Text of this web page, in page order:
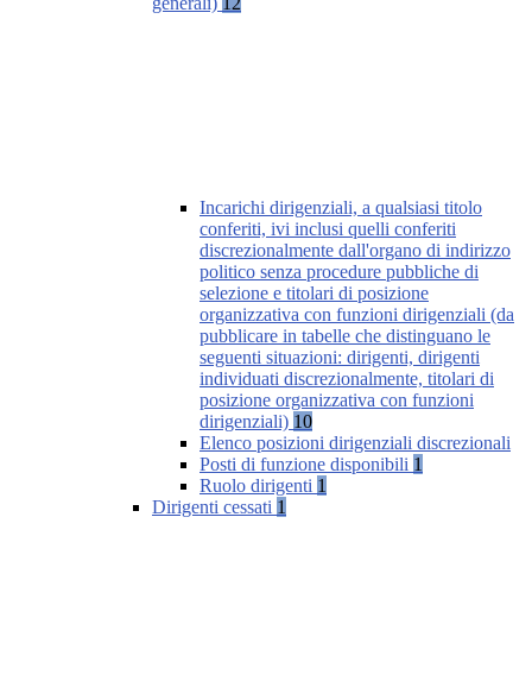
Incarichi dirigenziali, a qualsiasi titolo
conferiti, ivi inclusi quelli conferiti
discrezionalmente dall'organo di indirizzo
politico senza procedure pubbliche di
selezione e titolari di posizione
organizzativa con funzioni dirigenziali (da
pubblicare in tabelle che distinguano le
seguenti situazioni: dirigenti, dirigenti
individuati discrezionalmente, titolari di
posizione organizzativa con funzioni
dirigenziali) 10
Elenco posizioni dirigenziali discrezionali
Posti di funzione disponibili 1
Ruolo dirigenti 1
Dirigenti cessati 1